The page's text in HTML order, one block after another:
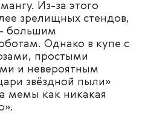
Из-за этого
зрелищных стендов,
большим
Однако в купе с
простыми
и невероятным
звёздной пыли»
мемы как никакая